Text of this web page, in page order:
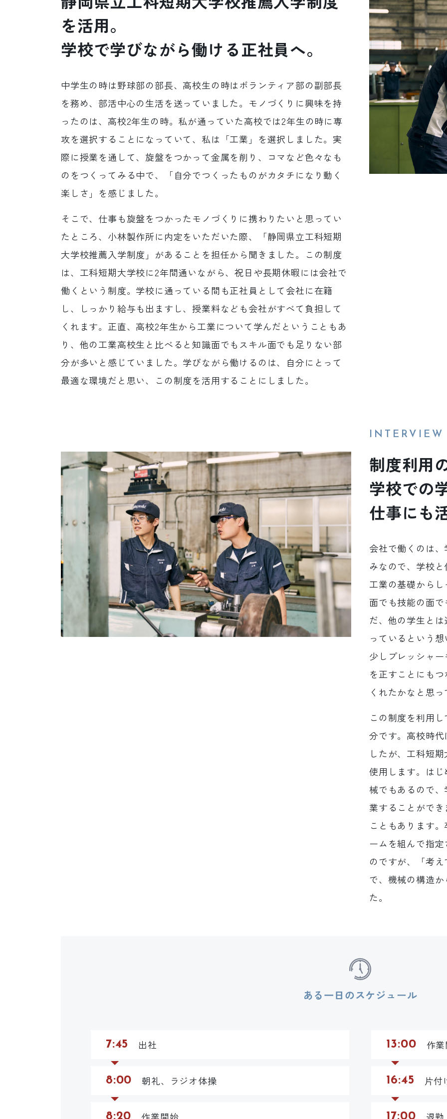
を活用。
学校で学びながら働ける正社員へ。
中学生の時は野球部の部長、高校生の時はボランティア部の副部長
を務め、部活中心の生活を送っていました。モノづくりに興味を持
ったのは、高校2年生の時。私が通っていた高校では2年生の時に専
攻を選択することになっていて、私は「工業」を選択しました。実
際に授業を通して、旋盤をつかって金属を削り、コマなど色々なも
のをつくってみる中で、「自分でつくったものがカタチになり動く
楽しさ」を感じました。
そこで、仕事も旋盤をつかったモノづくりに携わりたいと思ってい
たところ、小林製作所に内定をいただいた際、「静岡県立工科短期
大学校推薦入学制度」があることを担任から聞きました。この制度
は、工科短期大学校に2年間通いながら、祝日や長期休暇には会社で
働くという制度。学校に通っている間も正社員として会社に在籍
し、しっかり給与も出ますし、授業料なども会社がすべて負担して
くれます。正直、高校2年生から工業について学んだということもあ
り、他の工業高校生と比べると知識面でもスキル面でも足りない部
分が多いと感じていました。学びながら働けるのは、自分にとって
最適な環境だと思い、この制度を活用することにしました。
INTERVIEW
制度利用
学校での
仕事にも
会社で働くのは
みなので、学校
工業の基礎から
面でも技能の面
だ、他の学生と
っているという
少しプレッシャ
を正すことにも
くれたかなと思
この制度を利用
分です。高校時
したが、工科短
使用します。は
械でもあるので
業することがで
こともあります
ームを組んで指
のですが、「考
で、機械の構造
た。
ある一日のスケジュール
7:45 出社
8:00 朝礼、ラジオ体操
8:20
13:00 作
16:45 片付
17:00